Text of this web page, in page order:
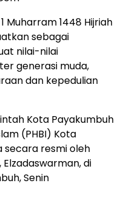
Muharram 1448 Hijriah
sebagai
nilai-nilai
generasi muda,
dan kepedulian
Kota Payakumbuh
(PHBI) Kota
secara resmi oleh
di
Senin